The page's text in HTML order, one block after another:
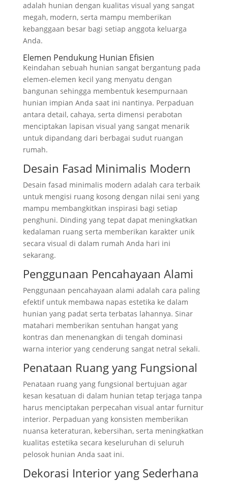
adalah hunian dengan kualitas visual yang sangat
megah, modern, serta mampu memberikan
kebanggaan besar bagi setiap anggota keluarga
Anda.
Elemen Pendukung Hunian Efisien
Keindahan sebuah hunian sangat bergantung pada
elemen-elemen kecil yang menyatu dengan
bangunan sehingga membentuk kesempurnaan
hunian impian Anda saat ini nantinya. Perpaduan
antara detail, cahaya, serta dimensi perabotan
menciptakan lapisan visual yang sangat menarik
untuk dipandang dari berbagai sudut ruangan
rumah.
Desain Fasad Minimalis Modern
Desain fasad minimalis modern adalah cara terbaik
untuk mengisi ruang kosong dengan nilai seni yang
mampu membangkitkan inspirasi bagi setiap
penghuni. Dinding yang tepat dapat meningkatkan
kedalaman ruang serta memberikan karakter unik
secara visual di dalam rumah Anda hari ini
sekarang.
Penggunaan Pencahayaan Alami
Penggunaan pencahayaan alami adalah cara paling
efektif untuk membawa napas estetika ke dalam
hunian yang padat serta terbatas lahannya. Sinar
matahari memberikan sentuhan hangat yang
kontras dan menenangkan di tengah dominasi
warna interior yang cenderung sangat netral sekali.
Penataan Ruang yang Fungsional
Penataan ruang yang fungsional bertujuan agar
kesan kesatuan di dalam hunian tetap terjaga tanpa
harus menciptakan perpecahan visual antar furnitur
interior. Perpaduan yang konsisten memberikan
nuansa keteraturan, kebersihan, serta meningkatkan
kualitas estetika secara keseluruhan di seluruh
pelosok hunian Anda saat ini.
Dekorasi Interior yang Sederhana